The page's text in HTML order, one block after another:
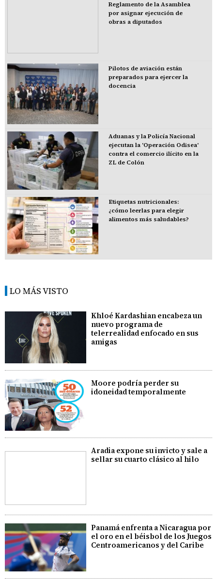
Reglamento de la Asamblea
por asignar ejecución de
obras a diputados
Pilotos de aviación están
preparados para ejercer la
docencia
Aduanas y la Policía Nacional
ejecutan la 'Operación Odisea'
contra el comercio ilícito en la
ZL de Colón
Etiquetas nutricionales:
¿cómo leerlas para elegir
alimentos más saludables?
LO MÁS VISTO
Khloé Kardashian encabeza un
nuevo programa de
telerrealidad enfocado en sus
amigas
Moore podría perder su
idoneidad temporalmente
Aradia expone su invicto y sale a
sellar su cuarto clásico al hilo
Panamá enfrenta a Nicaragua por
el oro en el béisbol de los Juegos
Centroamericanos y del Caribe